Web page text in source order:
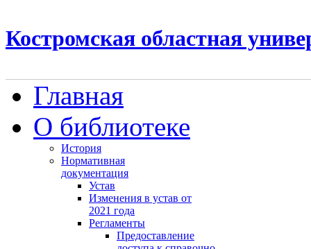
Костромская областная
Главная
О библиотеке
История
Нормативная
документация
Устав
Изменения в устав от
2021 года
Регламенты
Предоставление